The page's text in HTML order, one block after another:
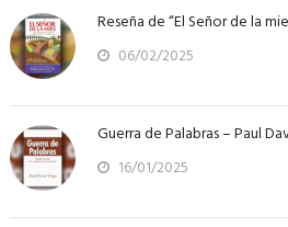
Reseña de “El Señor de la
06/02/2025
Guerra de Palabras – Paul
16/01/2025